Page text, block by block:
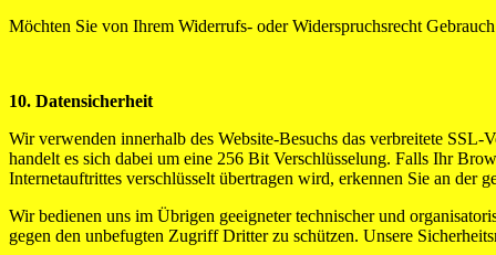
Möchten Sie von Ihrem Widerrufs- oder Widerspruchsrecht
10. Datensicherheit
Wir verwenden innerhalb des Website-Besuchs das verbreitete
handelt es sich dabei um eine 256 Bit Verschlüsselung. Falls Ihr
Internetauftrittes verschlüsselt übertragen wird, erkennen Sie an der
Wir bedienen uns im Übrigen geeigneter technischer und
gegen den unbefugten Zugriff Dritter zu schützen. Unsere